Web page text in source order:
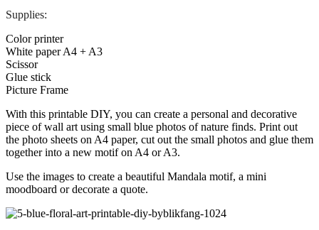
Supplies:
Color printer
White paper A4 + A3
Scissor
Glue stick
Picture Frame
With this printable DIY, you can create a personal and decorative
piece of wall art using small blue photos of nature finds. Print out
the photo sheets on A4 paper, cut out the small photos and glue them
together into a new motif on A4 or A3.
Use the images to create a beautiful Mandala motif, a mini
moodboard or decorate a quote.